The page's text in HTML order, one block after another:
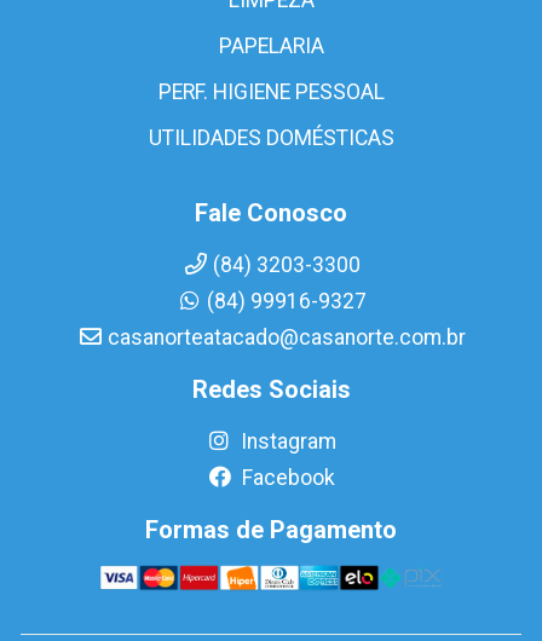
PAPELARIA
PERF. HIGIENE PESSOAL
UTILIDADES DOMÉSTICAS
Fale Conosco
(84) 3203-3300
(84) 99916-9327
casanorteatacado@casanorte.com.br
Redes Sociais
Instagram
Facebook
Formas de Pagamento